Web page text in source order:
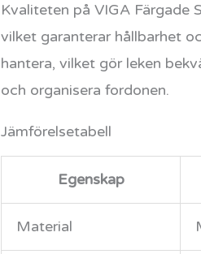
Kvaliteten på VIGA Färgade
vilket garanterar hållbarhet
hantera, vilket gör leken
och organisera fordonen.
Jämförelsetabell
Egenskap
Material